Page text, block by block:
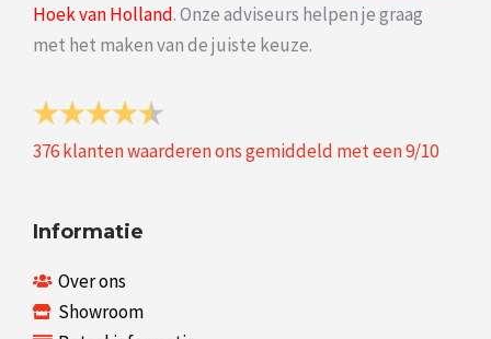
Hoek van Holland. Onze adviseurs helpen je graag
met het maken van de juiste keuze.
376klanten waarderen ons gemiddeld met een9/10
Informatie
Over ons
Showroom